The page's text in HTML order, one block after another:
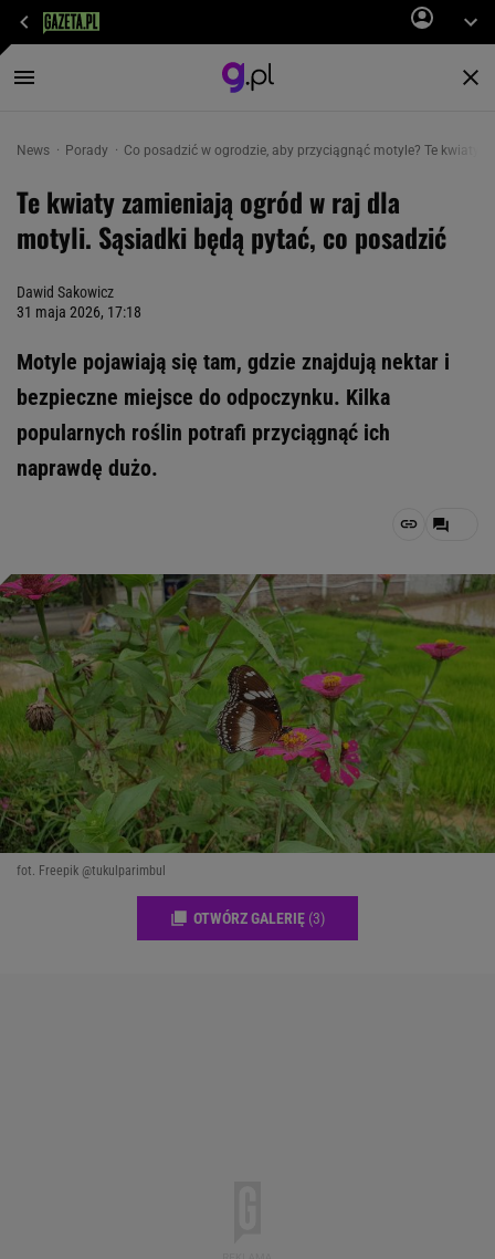
News Porady Co posadzić w ogrodzie, aby przyciągnąć motyle? Te kwiaty
Te kwiaty zamieniają ogród w raj dla
motyli. Sąsiadki będą pytać, co posadzić
Dawid Sakowicz
31 maja 2026, 17:18
Motyle pojawiają się tam, gdzie znajdują nektar i
bezpieczne miejsce do odpoczynku. Kilka
popularnych roślin potrafi przyciągnąć ich
naprawdę dużo.
fot. Freepik @tukulparimbul
OTWÓRZ GALERIĘ (3)